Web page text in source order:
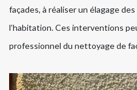
façades, à réaliser un élagage
l’habitation. Ces interventions
professionnel du nettoyage de